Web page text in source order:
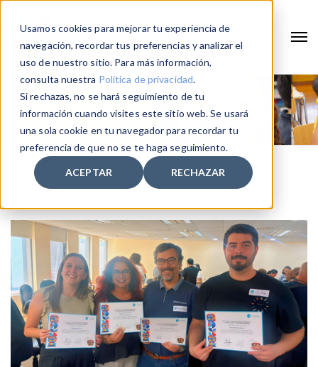
Usamos cookies para mejorar tu experiencia de
navegación, recordar tus preferencias y analizar el
uso de nuestro sitio. Para más información,
consulta nuestra Política de privacidad.
Si rechazas, no se hará seguimiento de tu
información cuando visites este sitio web. Se usará
una sola cookie en tu navegador para recordar tu
preferencia de que no se te haga seguimiento.
ACEPTAR RECHAZAR
Home COMUNICACIONES